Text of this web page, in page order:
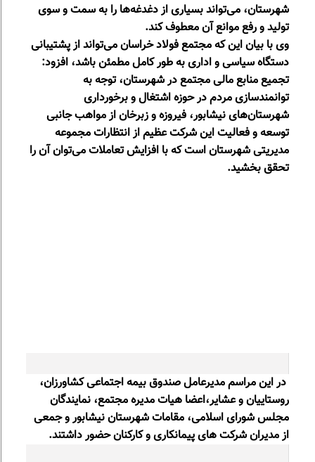
شهرستان، می‌تواند بسیاری از دغدغه‌ها را به سمت و سوی
تولید و رفع موانع آن معطوف کند.
وی با بیان این که مجتمع فولاد خراسان می‌تواند از پشتیبانی
دستگاه سیاسی و اداری به طور کامل مطمئن باشد، افزود:
تجمیع منابع مالی مجتمع در شهرستان، توجه به
توانمندسازی مردم در حوزه اشتغال و برخورداری
شهرستان‌های نیشابور، فیروزه و زبرخان از مواهب جانبی
توسعه و فعالیت این شرکت عظیم از انتظارات مجموعه
مدیریتی شهرستان است که با افزایش تعاملات می‌توان آن را
تحقق بخشید.
در این مراسم مدیرعامل صندوق بیمه اجتماعی کشاورزان،
روستاییان و عشایر،اعضا هیات مدیره مجتمع، نمایندگان
مجلس شورای اسلامی، مقامات شهرستان نیشابور و جمعی
از مدیران شرکت های پیمانکاری و کارکنان حضور داشتند.